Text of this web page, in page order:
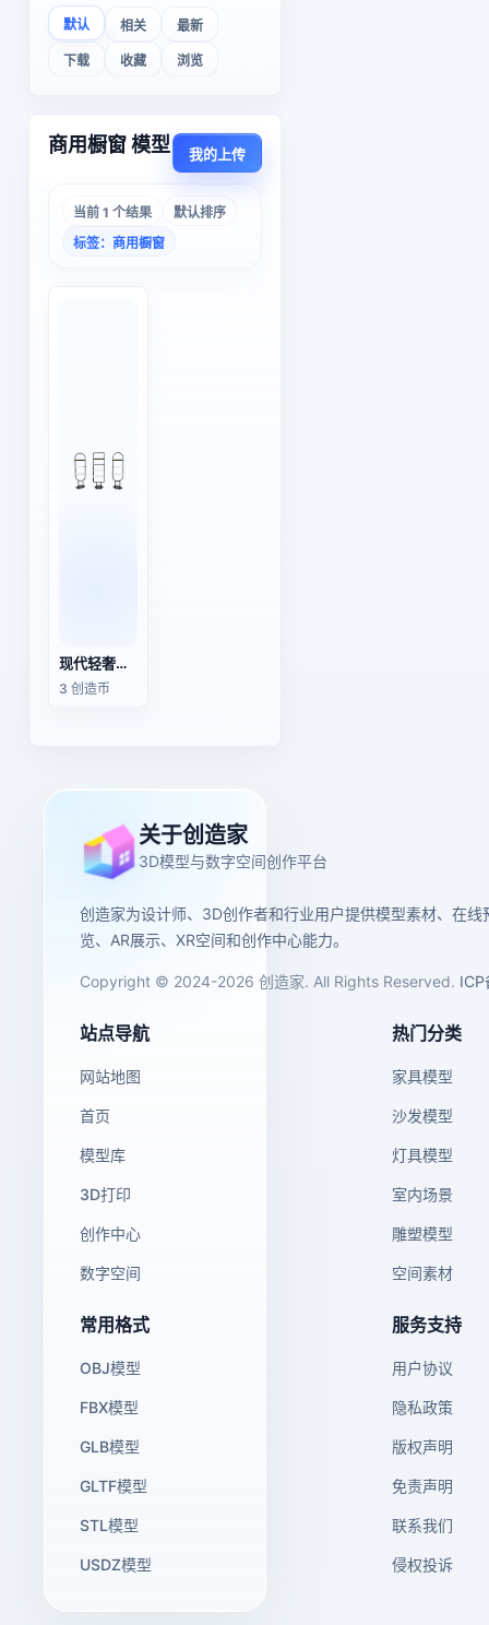
默认 相关 最新
下载 收藏 浏览
商用橱窗 模型 我的上传
当前 1 个结果
默认排序
标签：商用橱窗
现代轻奢铁艺落地展示架商用服装店陈列架书架3D模型
3 创造币
关于创造家
3D模型与数字空间创作平台
创造家为设计师、3D创作者和行业用户提供模型素材、在线
览、AR展示、XR空间和创作中心能力。
Copyright © 2024-2026 创造家. All Rights Reserved. ICP
站点导航
网站地图
首页
模型库
3D打印
创作中心
数字空间
热门分类
家具模型
沙发模型
灯具模型
室内场景
雕塑模型
空间素材
常用格式
OBJ模型
FBX模型
GLB模型
GLTF模型
STL模型
USDZ模型
服务支持
用户协议
隐私政策
版权声明
免责声明
联系我们
侵权投诉